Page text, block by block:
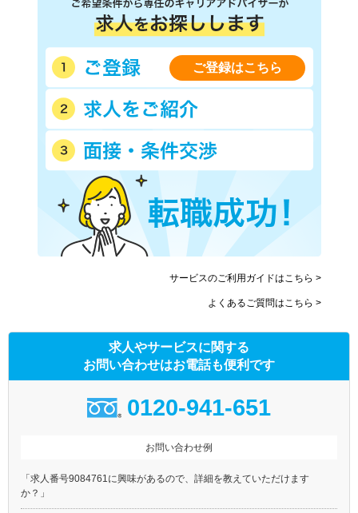
ご登録はこちら
サービスのご利用ガイドはこちら >
よくあるご質問はこちら >
求人やサービスに関する
お問い合わせはお電話も便利です
0120-941-651
お問い合わせ例
「求人番号9084761に興味があるので、詳細を教えていただけます
か？」